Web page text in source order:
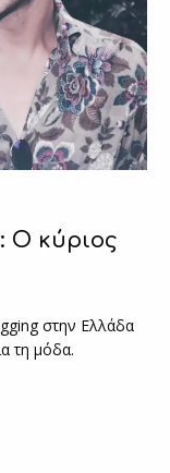
O κύριος
στην Ελλάδα
τη μόδα.